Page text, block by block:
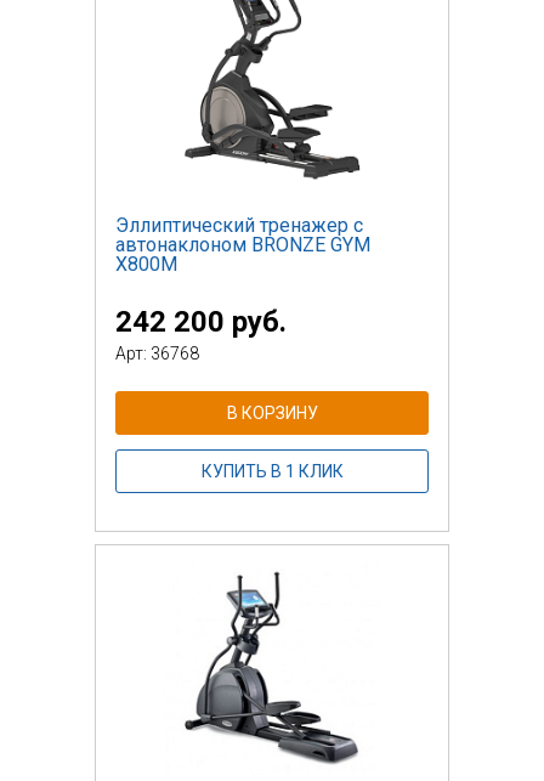
Эллиптический тренажер с
автонаклоном BRONZE GYM
X800M
242 200 руб.
Арт: 36768
В КОРЗИНУ
КУПИТЬ В 1 КЛИК